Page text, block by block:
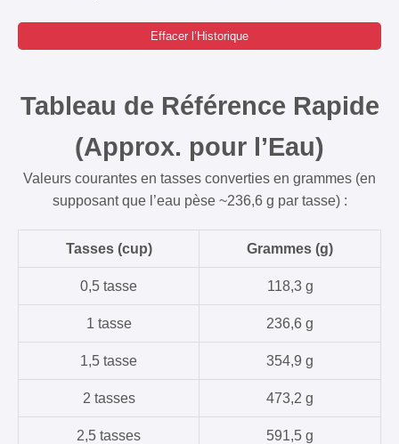
Effacer l’Historique
Tableau de Référence Rapide
(Approx. pour l’Eau)
Valeurs courantes en tasses converties en grammes (en
supposant que l’eau pèse ~236,6 g par tasse) :
Tasses (cup) Grammes (g)
0,5 tasse 118,3 g
1 tasse 236,6 g
1,5 tasse 354,9 g
2 tasses 473,2 g
2,5 tasses 591,5 g